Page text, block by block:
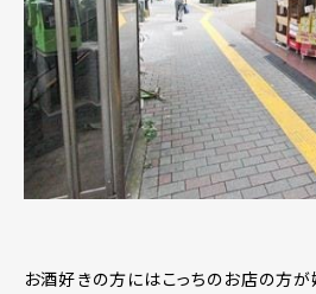
お酒好きの方にはこっちのお店の方が